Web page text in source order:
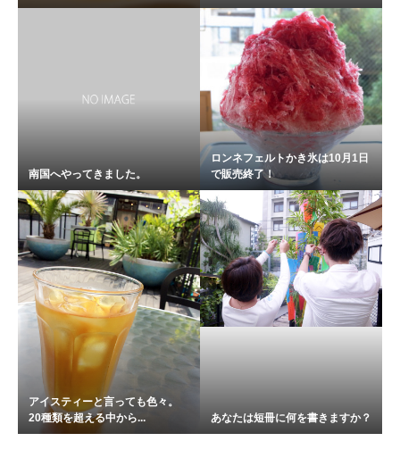
南国へやってきました。
ロンネフェルトかき氷は10月1日
で販売終了！
アイスティーと言っても色々。
20種類を超える中から...
あなたは短冊に何を書きますか？